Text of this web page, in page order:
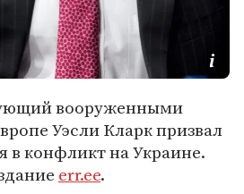
вооруженными
Уэсли Кларк призвал
в конфликт на Украине.
err.ee.